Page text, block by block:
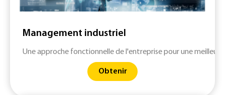
Management industriel
Une approche fonctionnelle de l'entreprise pour une
Obtenir